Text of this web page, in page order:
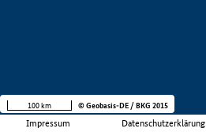
Impressum Datenschutzerklärung
100 km © Geobasis-DE / BKG 2015